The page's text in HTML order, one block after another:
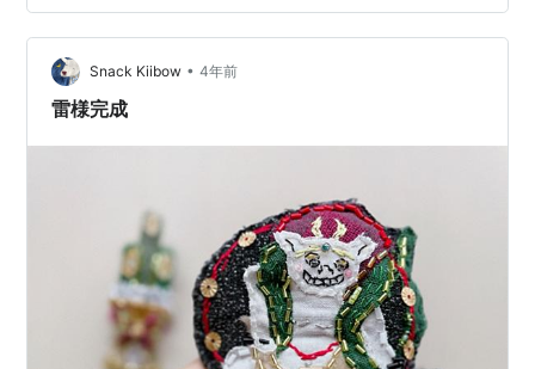
まっしょい！
Snack Kiibow • 4年前
雷様完成